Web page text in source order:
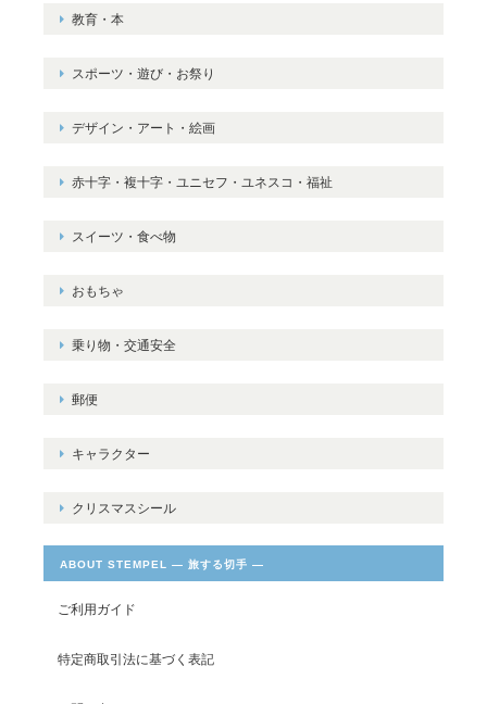
教育・本
スポーツ・遊び・お祭り
デザイン・アート・絵画
赤十字・複十字・ユニセフ・ユネスコ・福祉
スイーツ・食べ物
おもちゃ
乗り物・交通安全
郵便
キャラクター
クリスマスシール
ABOUT STEMPEL ― 旅する切手 ―
ご利用ガイド
特定商取引法に基づく表記